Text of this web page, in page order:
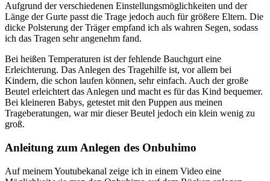
Aufgrund der verschiedenen Einstellungsmöglichkeiten und der
Länge der Gurte passt die Trage jedoch auch für größere Eltern. Die
dicke Polsterung der Träger empfand ich als wahren Segen, sodass
ich das Tragen sehr angenehm fand.
Bei heißen Temperaturen ist der fehlende Bauchgurt eine
Erleichterung. Das Anlegen des Tragehilfe ist, vor allem bei
Kindern, die schon laufen können, sehr einfach. Auch der große
Beutel erleichtert das Anlegen und macht es für das Kind bequemer.
Bei kleineren Babys, getestet mit den Puppen aus meinen
Trageberatungen, war mir dieser Beutel jedoch ein klein wenig zu
groß.
Anleitung zum Anlegen des Onbuhimo
Auf meinem Youtubekanal zeige ich in einem Video eine